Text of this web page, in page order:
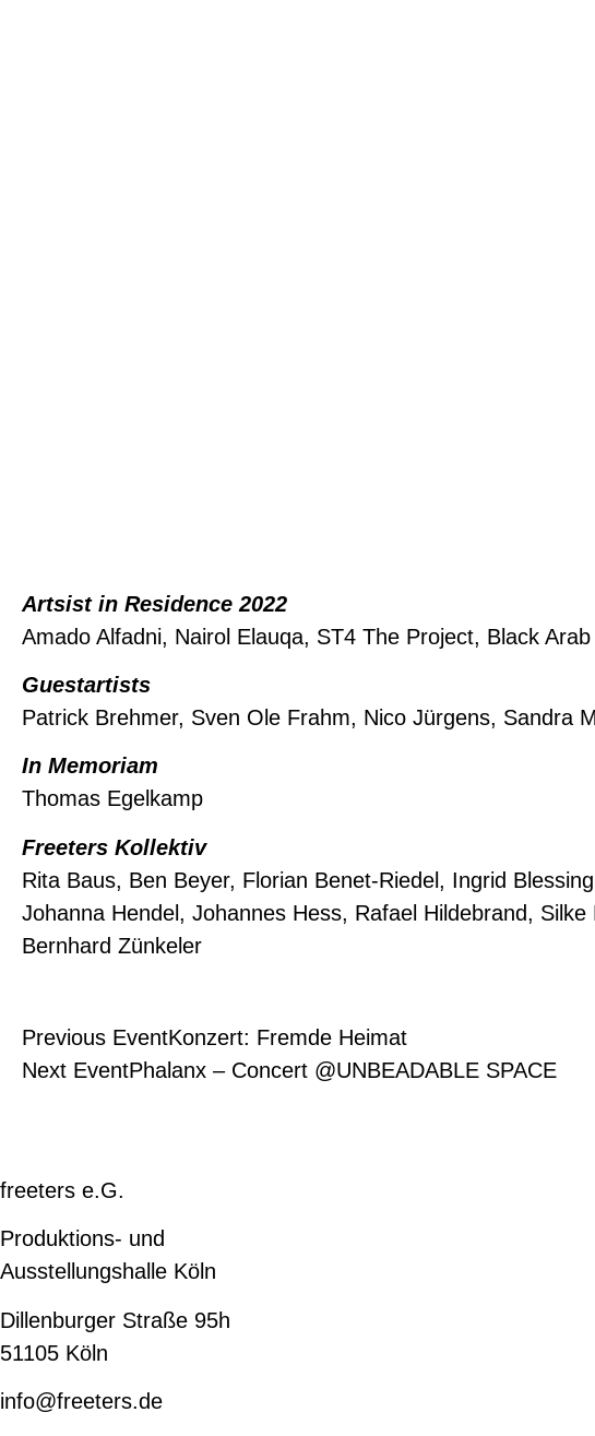
Artsist in Residence 2022
Amado Alfadni, Nairol Elauqa, ST4 The Project, Black
Guestartists
Patrick Brehmer, Sven Ole Frahm, Nico Jürgens, Sandra
In Memoriam
Thomas Egelkamp
Freeters Kollektiv
Rita Baus, Ben Beyer, Florian Benet-Riedel, Ingrid
Johanna Hendel, Johannes Hess, Rafael Hildebrand,
Bernhard Zünkeler
Previous EventKonzert: Fremde Heimat
Next EventPhalanx – Concert @UNBEADABLE SPACE
freeters e.G.
Produktions- und
Ausstellungshalle Köln
Dillenburger Straße 95h
51105 Köln
info@freeters.de